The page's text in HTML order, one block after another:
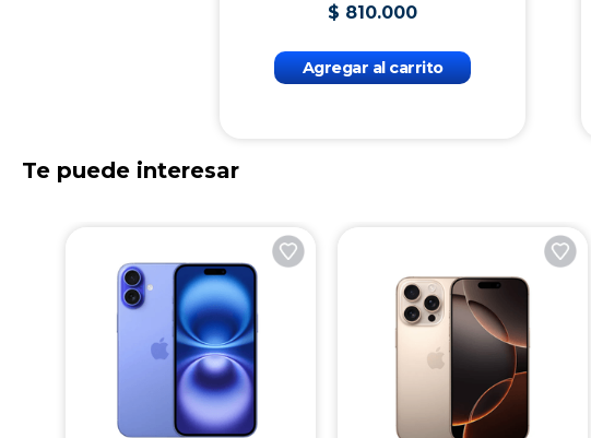
$ 810.000
Agregar al carrito
Te puede interesar